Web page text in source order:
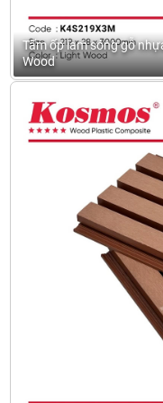
Tấm ốp lam sóng gỗ
Wood